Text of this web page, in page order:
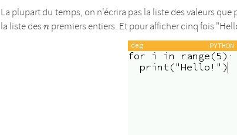
La plupart du temps, on n'écrira pas la liste des valeurs que
la liste desn
n premiers entiers. Et pour afficher cinq fois